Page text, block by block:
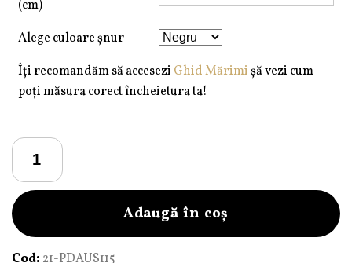
(cm)
Alege culoare șnur
Îți recomandăm să accesezi Ghid Mărimișă vezi cum
poți măsura corect încheietura ta!
Cantitate
brățări
Pardo
din
Aur
Adaugă în coș
Cod: 21-PDAUS115